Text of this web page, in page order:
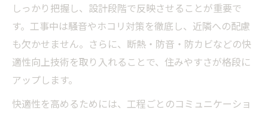
しっかり把握し、設計段階で反映させることが重要で
す。工事中は騒音やホコリ対策を徹底し、近隣への配慮
も欠かせません。さらに、断熱・防音・防カビなどの快
適性向上技術を取り入れることで、住みやすさが格段に
アップします。
快適性を高めるためには、工程ごとのコミュニケーショ